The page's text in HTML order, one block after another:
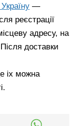
—
реєстрації
адресу, на
доставки
іх можна